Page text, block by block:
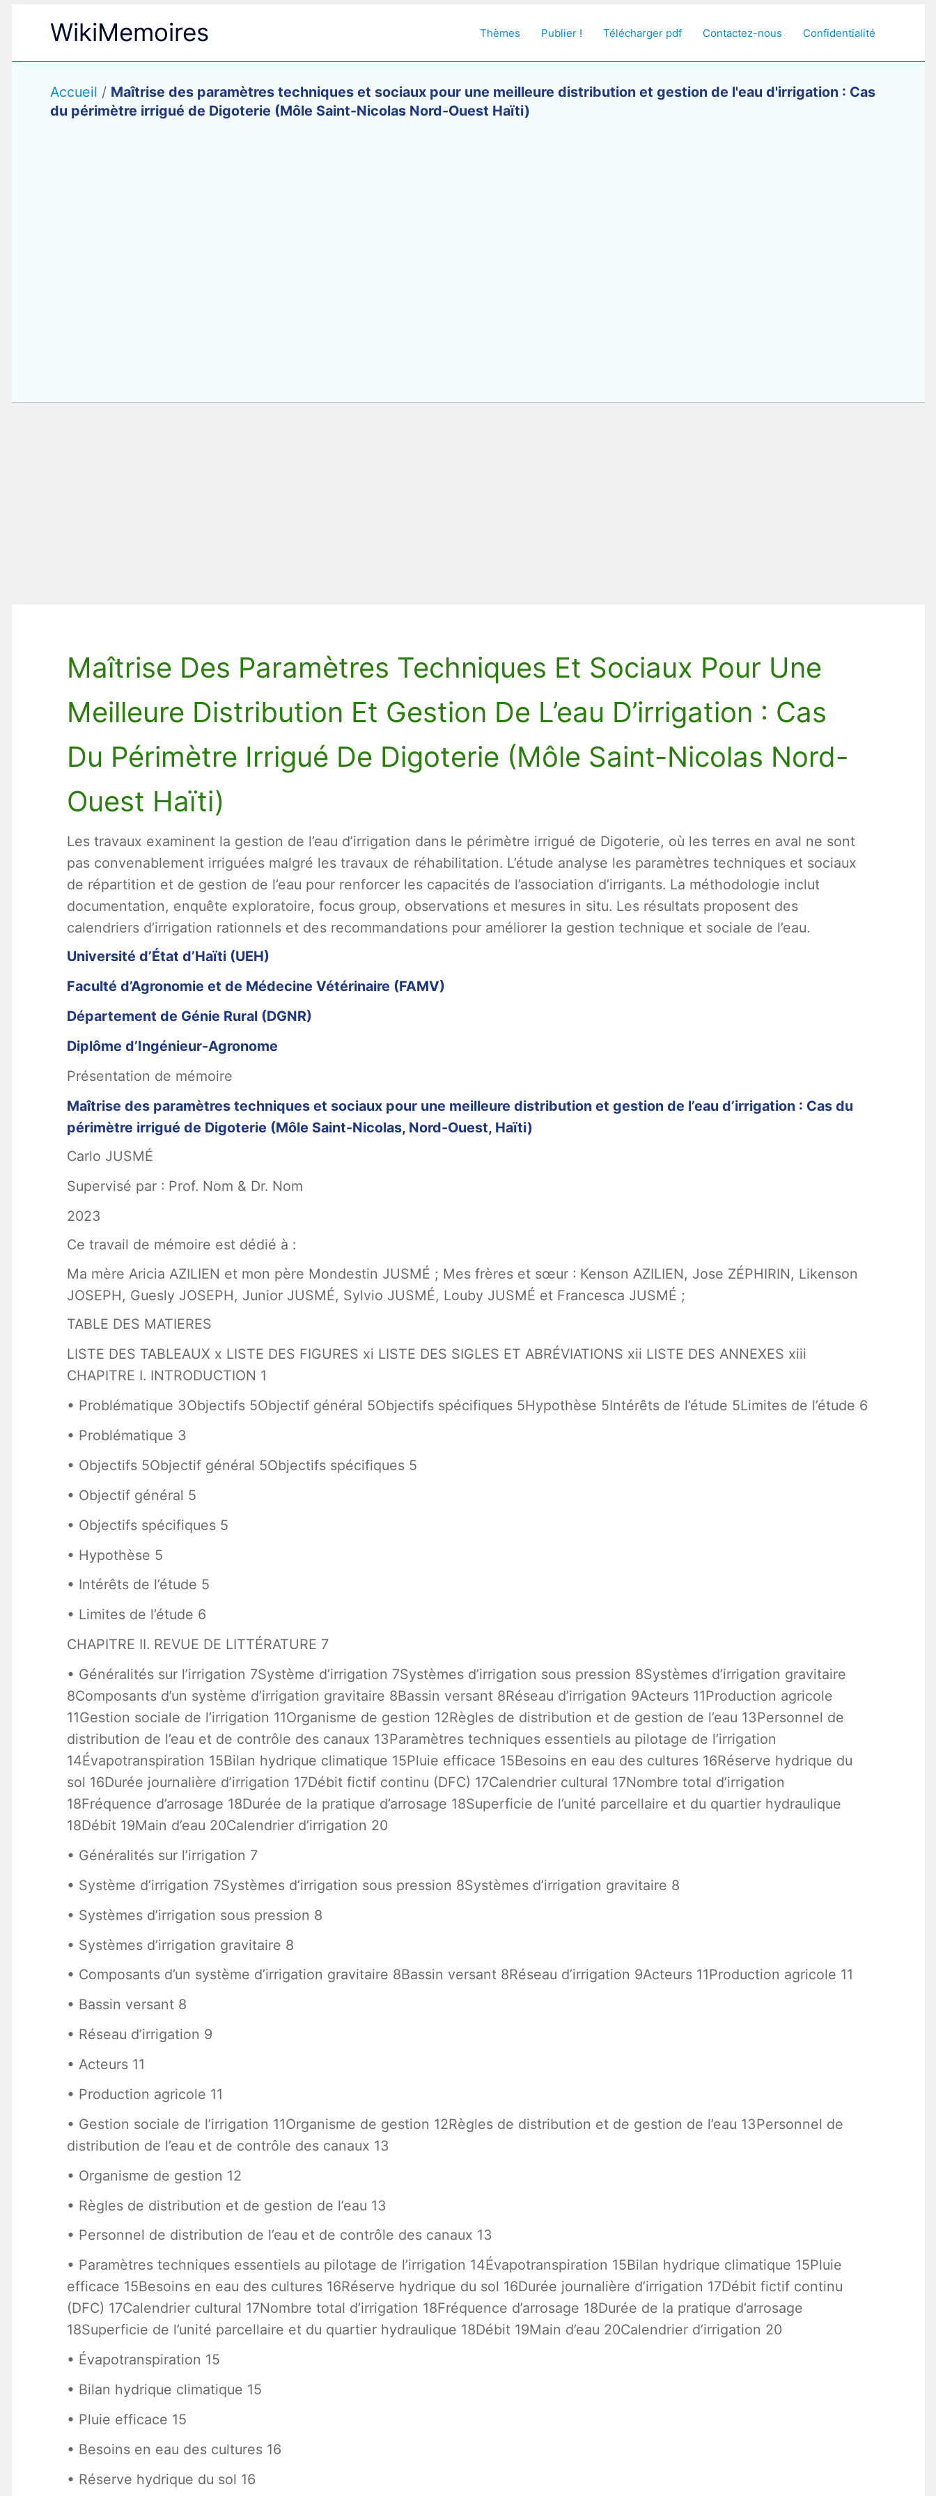
WikiMemoires Thèmes Publier ! Télécharger pdf Contactez-nous Confidentialité
Accueil / Maîtrise des paramètres techniques et sociaux pour une meilleure distribution et gestion de l'eau d'irrigation : Cas
du périmètre irrigué de Digoterie (Môle Saint-Nicolas Nord-Ouest Haïti)
Maîtrise Des Paramètres Techniques Et Sociaux Pour Une
Meilleure Distribution Et Gestion De L’eau D’irrigation : Cas
Du Périmètre Irrigué De Digoterie (Môle Saint-Nicolas Nord-
Ouest Haïti)
Les travaux examinent la gestion de l’eau d’irrigation dans le périmètre irrigué de Digoterie, où les terres en aval ne sont
pas convenablement irriguées malgré les travaux de réhabilitation. L’étude analyse les paramètres techniques et sociaux
de répartition et de gestion de l’eau pour renforcer les capacités de l’association d’irrigants. La méthodologie inclut
documentation, enquête exploratoire, focus group, observations et mesures in situ. Les résultats proposent des
calendriers d’irrigation rationnels et des recommandations pour améliorer la gestion technique et sociale de l’eau.
Université d’État d’Haïti (UEH)
Faculté d’Agronomie et de Médecine Vétérinaire (FAMV)
Département de Génie Rural (DGNR)
Diplôme d’Ingénieur-Agronome
Présentation de mémoire
Maîtrise des paramètres techniques et sociaux pour une meilleure distribution et gestion de l’eau d’irrigation : Cas du
périmètre irrigué de Digoterie (Môle Saint-Nicolas, Nord-Ouest, Haïti)
Carlo JUSMÉ
Supervisé par : Prof. Nom & Dr. Nom
2023
Ce travail de mémoire est dédié à :
Ma mère Aricia AZILIEN et mon père Mondestin JUSMÉ ; Mes frères et sœur : Kenson AZILIEN, Jose ZÉPHIRIN, Likenson
JOSEPH, Guesly JOSEPH, Junior JUSMÉ, Sylvio JUSMÉ, Louby JUSMÉ et Francesca JUSMÉ ;
TABLE DES MATIERES
LISTE DES TABLEAUX x LISTE DES FIGURES xi LISTE DES SIGLES ET ABRÉVIATIONS xii LISTE DES ANNEXES xiii
CHAPITRE I. INTRODUCTION 1
• Problématique 3Objectifs 5Objectif général 5Objectifs spécifiques 5Hypothèse 5Intérêts de l’étude 5Limites de l’étude 6
• Problématique 3
• Objectifs 5Objectif général 5Objectifs spécifiques 5
• Objectif général 5
• Objectifs spécifiques 5
• Hypothèse 5
• Intérêts de l’étude 5
• Limites de l’étude 6
CHAPITRE II. REVUE DE LITTÉRATURE 7
• Généralités sur l’irrigation 7Système d’irrigation 7Systèmes d’irrigation sous pression 8Systèmes d’irrigation gravitaire
8Composants d’un système d’irrigation gravitaire 8Bassin versant 8Réseau d’irrigation 9Acteurs 11Production agricole
11Gestion sociale de l’irrigation 11Organisme de gestion 12Règles de distribution et de gestion de l’eau 13Personnel de
distribution de l’eau et de contrôle des canaux 13Paramètres techniques essentiels au pilotage de l’irrigation
14Évapotranspiration 15Bilan hydrique climatique 15Pluie efficace 15Besoins en eau des cultures 16Réserve hydrique du
sol 16Durée journalière d’irrigation 17Débit fictif continu (DFC) 17Calendrier cultural 17Nombre total d’irrigation
18Fréquence d’arrosage 18Durée de la pratique d’arrosage 18Superficie de l’unité parcellaire et du quartier hydraulique
18Débit 19Main d’eau 20Calendrier d’irrigation 20
• Généralités sur l’irrigation 7
• Système d’irrigation 7Systèmes d’irrigation sous pression 8Systèmes d’irrigation gravitaire 8
• Systèmes d’irrigation sous pression 8
• Systèmes d’irrigation gravitaire 8
• Composants d’un système d’irrigation gravitaire 8Bassin versant 8Réseau d’irrigation 9Acteurs 11Production agricole 11
• Bassin versant 8
• Réseau d’irrigation 9
• Acteurs 11
• Production agricole 11
• Gestion sociale de l’irrigation 11Organisme de gestion 12Règles de distribution et de gestion de l’eau 13Personnel de
distribution de l’eau et de contrôle des canaux 13
• Organisme de gestion 12
• Règles de distribution et de gestion de l’eau 13
• Personnel de distribution de l’eau et de contrôle des canaux 13
• Paramètres techniques essentiels au pilotage de l’irrigation 14Évapotranspiration 15Bilan hydrique climatique 15Pluie
efficace 15Besoins en eau des cultures 16Réserve hydrique du sol 16Durée journalière d’irrigation 17Débit fictif continu
(DFC) 17Calendrier cultural 17Nombre total d’irrigation 18Fréquence d’arrosage 18Durée de la pratique d’arrosage
18Superficie de l’unité parcellaire et du quartier hydraulique 18Débit 19Main d’eau 20Calendrier d’irrigation 20
• Évapotranspiration 15
• Bilan hydrique climatique 15
• Pluie efficace 15
• Besoins en eau des cultures 16
• Réserve hydrique du sol 16